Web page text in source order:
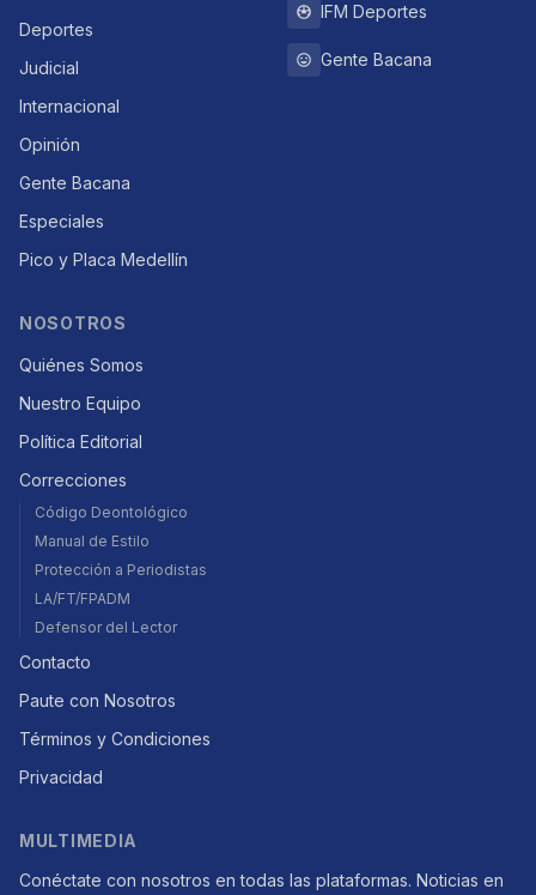
Deportes
Judicial
Internacional
Opinión
Gente Bacana
Especiales
Pico y Placa Medellín
IFM Deportes
Gente Bacana
NOSOTROS
Quiénes Somos
Nuestro Equipo
Política Editorial
Correcciones
Código Deontológico
Manual de Estilo
Protección a Periodistas
LA/FT/FPADM
Defensor del Lector
Contacto
Paute con Nosotros
Términos y Condiciones
Privacidad
MULTIMEDIA
Conéctate con nosotros en todas las plataformas. Noticias en